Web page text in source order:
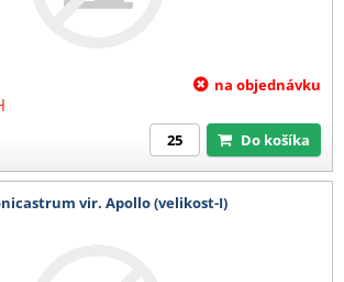
na objednávku
Do košíka
vir. Apollo (velikost-I)